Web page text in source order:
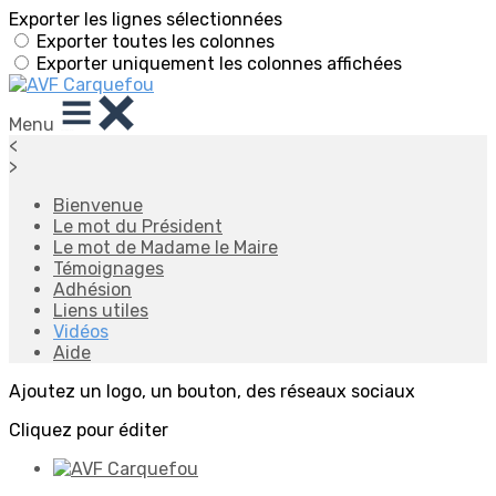
Exporter les lignes sélectionnées
Exporter toutes les colonnes
Exporter uniquement les colonnes affichées
Menu
<
>
Bienvenue
Le mot du Président
Le mot de Madame le Maire
Témoignages
Adhésion
Liens utiles
Vidéos
Aide
Ajoutez un logo, un bouton, des réseaux sociaux
Cliquez pour éditer